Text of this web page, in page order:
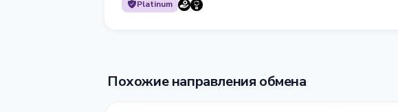
Platinum
Похожие направления обмена